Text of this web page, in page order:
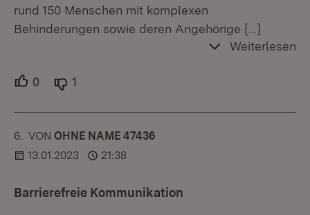
rund 150 Menschen mit komplexen
Behinderungen sowie deren Angehörige […]
Weiterlesen
0 Unterstützer.
1
6. KOMMENTAR
VON :OHNE NAME 47436
13.01.2023
21:38
Barrierefreie Kommunikation